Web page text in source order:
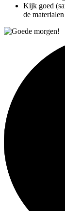
Kijk goed
de